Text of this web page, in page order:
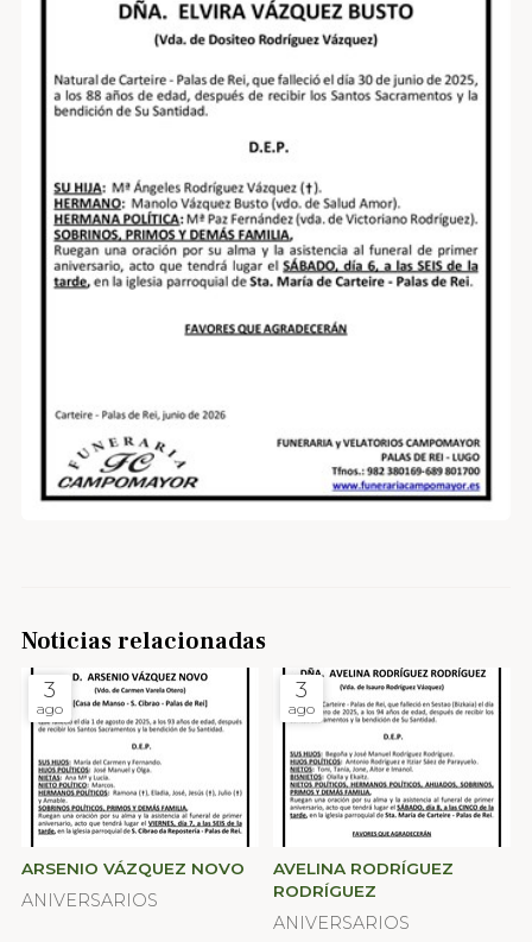
Noticias relacionadas
3
ago
ARSENIO VÁZQUEZ NOVO
ANIVERSARIOS
3
ago
AVELINA RODRÍGUEZ
RODRÍGUEZ
ANIVERSARIOS